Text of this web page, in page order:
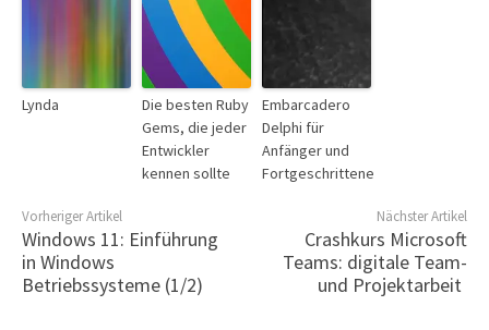
Lynda
Die besten Ruby
Gems, die jeder
Entwickler
kennen sollte
Embarcadero
Delphi für
Anfänger und
Fortgeschrittene
Vorheriger Artikel
Windows 11: Einführung
in Windows
Betriebssysteme (1/2)
Nächster Artikel
Crashkurs Microsoft
Teams: digitale Team-
und Projektarbeit